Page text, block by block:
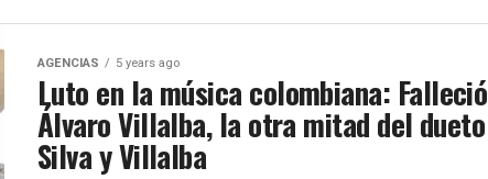
AGENCIAS 5 years ago
Luto en la música colombiana: Falleció
Álvaro Villalba, la otra mitad del dueto
Silva y Villalba